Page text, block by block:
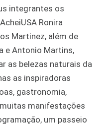
integrantes os
Ronira
Martinez, além de
e Antonio Martins,
as belezas naturais da
as inspiradoras
gastronomia,
manifestações
um passeio